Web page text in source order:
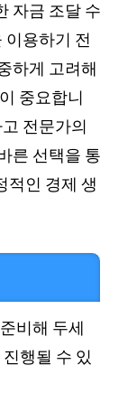
자금 조달 수
이용하기 전
하게 고려해
중요합니
전문가의
른 선택을 통
적인 경제 생
비해 두세
행될 수 있